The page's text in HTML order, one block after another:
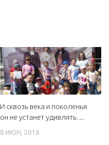
И сквозь века и поколенья
он не устанет удивлять…
8 ИЮН, 2018